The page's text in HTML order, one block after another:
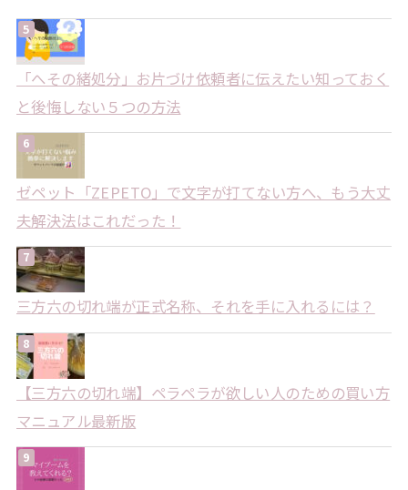
「へその緒処分」お片づけ依頼者に伝えたい知っておく
と後悔しない５つの方法
ゼペット「ZEPETO」で文字が打てない方へ、もう大丈
夫解決法はこれだった！
三方六の切れ端が正式名称、それを手に入れるには？
【三方六の切れ端】ペラペラが欲しい人のための買い方
マニュアル最新版